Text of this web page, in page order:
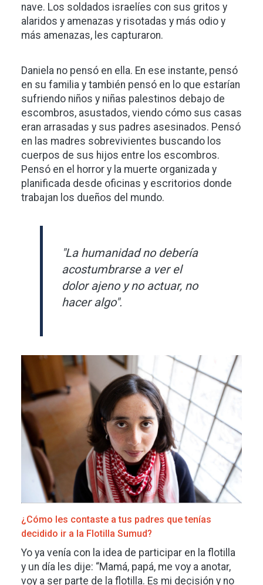
nave. Los soldados israelíes con sus gritos y
alaridos y amenazas y risotadas y más odio y
más amenazas, les capturaron.
Daniela no pensó en ella. En ese instante, pensó
en su familia y también pensó en lo que estarían
sufriendo niños y niñas palestinos debajo de
escombros, asustados, viendo cómo sus casas
eran arrasadas y sus padres asesinados. Pensó
en las madres sobrevivientes buscando los
cuerpos de sus hijos entre los escombros.
Pensó en el horror y la muerte organizada y
planificada desde oficinas y escritorios donde
trabajan los dueños del mundo.
"La humanidad no debería
acostumbrarse a ver el
dolor ajeno y no actuar, no
hacer algo".
Imagen
¿Cómo les contaste a tus padres que tenías
decidido ir a la Flotilla Sumud?
Yo ya venía con la idea de participar en la flotilla
y un día les dije: “Mamá, papá, me voy a anotar,
voy a ser parte de la flotilla. Es mi decisión y no